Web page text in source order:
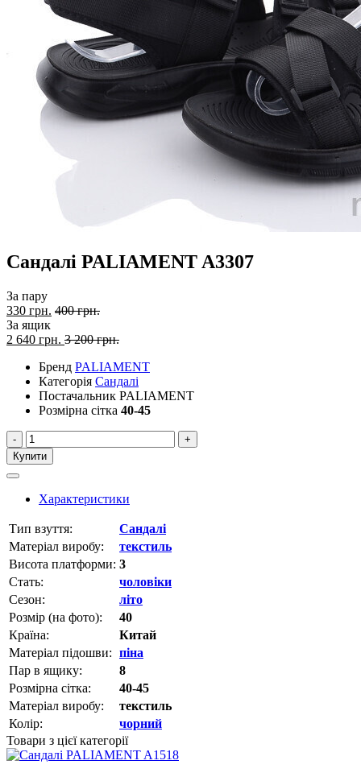
Сандалі PALIAMENT A3307
За пару
330 грн. 400 грн.
За ящик
2 640 грн. 3 200 грн.
Бренд PALIAMENT
Категорія Сандалі
Постачальник PALIAMENT
Розмірна сітка 40-45
-
+
Купити
Характеристики
Тип взуття:
Сандалі
Матеріал виробу:
текстиль
Висота платформи: 3
Стать:
чоловіки
Сезон:
літо
Розмір (на фото):
40
Країна:
Китай
Матеріал підошви: піна
Пар в ящику:
8
Розмірна сітка:
40-45
Матеріал виробу:
текстиль
Колір:
чорний
Товари з цієї категорії